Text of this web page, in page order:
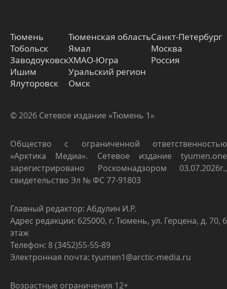
Тюмень
Тобольск
Заводоуковск
Ишим
Ялуторовск
Тюменская область
Ямал
ХМАО-Югра
Уральский регион
Омск
Санкт-Петербург
Москва
Россия
© 2026 Сетевое издание «Тюмень 1»
Общество с ограниченной ответственностью
«Арктика Медиа». Сетевое издание tyumen.one
зарегистрировано Роскомнадзором 03.07.2026г.,
свидетельство Эл № ФС 77-91803
Главный редактор: Абдулин И.Р.
Адрес редакции: 625000, г. Тюмень, ул. Герцена, д. 70, 6
этаж
Телефон: 8 (3452)55-55-89
Электронная почта: tyumen1@arctic-media.ru
Возрастные ограничения 12+